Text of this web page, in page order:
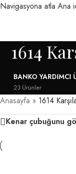
Navigasyona atla Ana
1614
BANKO YARDIMCI
23 Ürünler
Anasayfa » 1614
Kenar çubuğunu